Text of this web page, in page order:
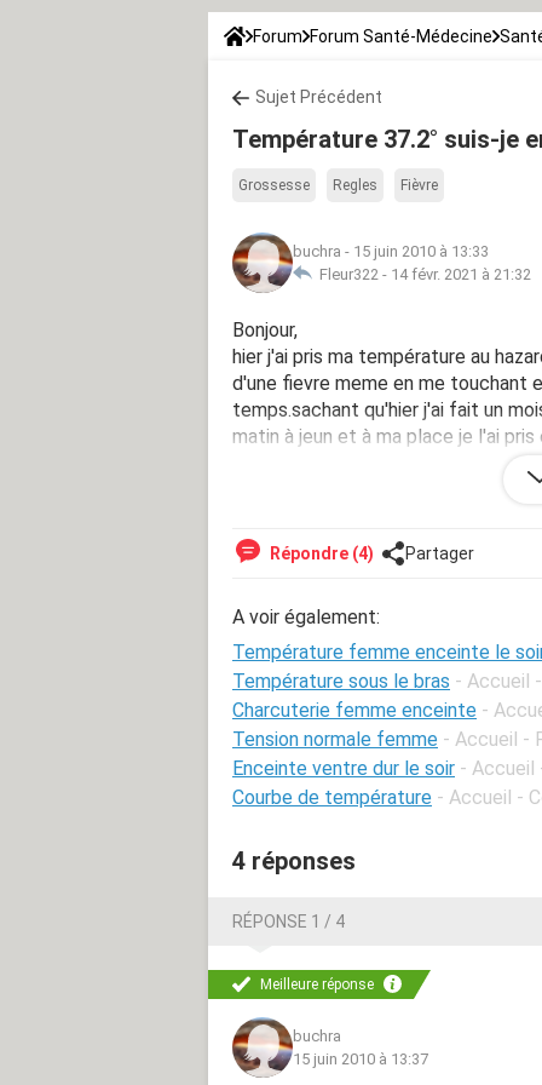
Forum Forum Santé-Médecine
Sujet Précédent
Température 37.2° suis-je
Grossesse Regles Fièvre
buchra - 15 juin 2010 à 13:33
Fleur322 - 14 févr. 2021 à 21:32
Bonjour,
hier j'ai pris ma température au
d'une fievre meme en me
temps.sachant qu'hier j'ai fait un
matin à jeun et à ma place je l'ai
quql m'aide à comprendre.Merci
Répondre (4) Partager
A voir également:
Température femme enceinte le
Température sous le bras - Accueil
Charcuterie femme enceinte -
Tension normale femme - Accueil -
Enceinte ventre dur le soir - Accueil
Courbe de température - Accueil -
4 réponses
RÉPONSE 1 / 4
Meilleure réponse
buchra
15 juin 2010 à 13:37